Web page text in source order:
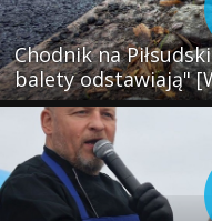
Chodnik na
balety odstawiają"